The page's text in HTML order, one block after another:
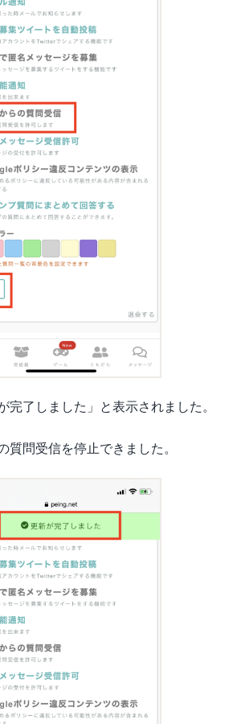
完了しました」と表示されました。
質問受信を停止できました。